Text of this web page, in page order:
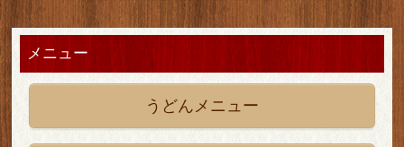
メニュー
うどんメニュー